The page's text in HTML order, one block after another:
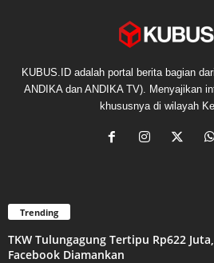
KUBUS.ID adalah portal berita bagian
ANDIKA dan ANDIKA TV). Menyajikan
khususnya di wilayah
Trending
TKW Tulungagung Tertipu Rp622
Facebook Diamankan